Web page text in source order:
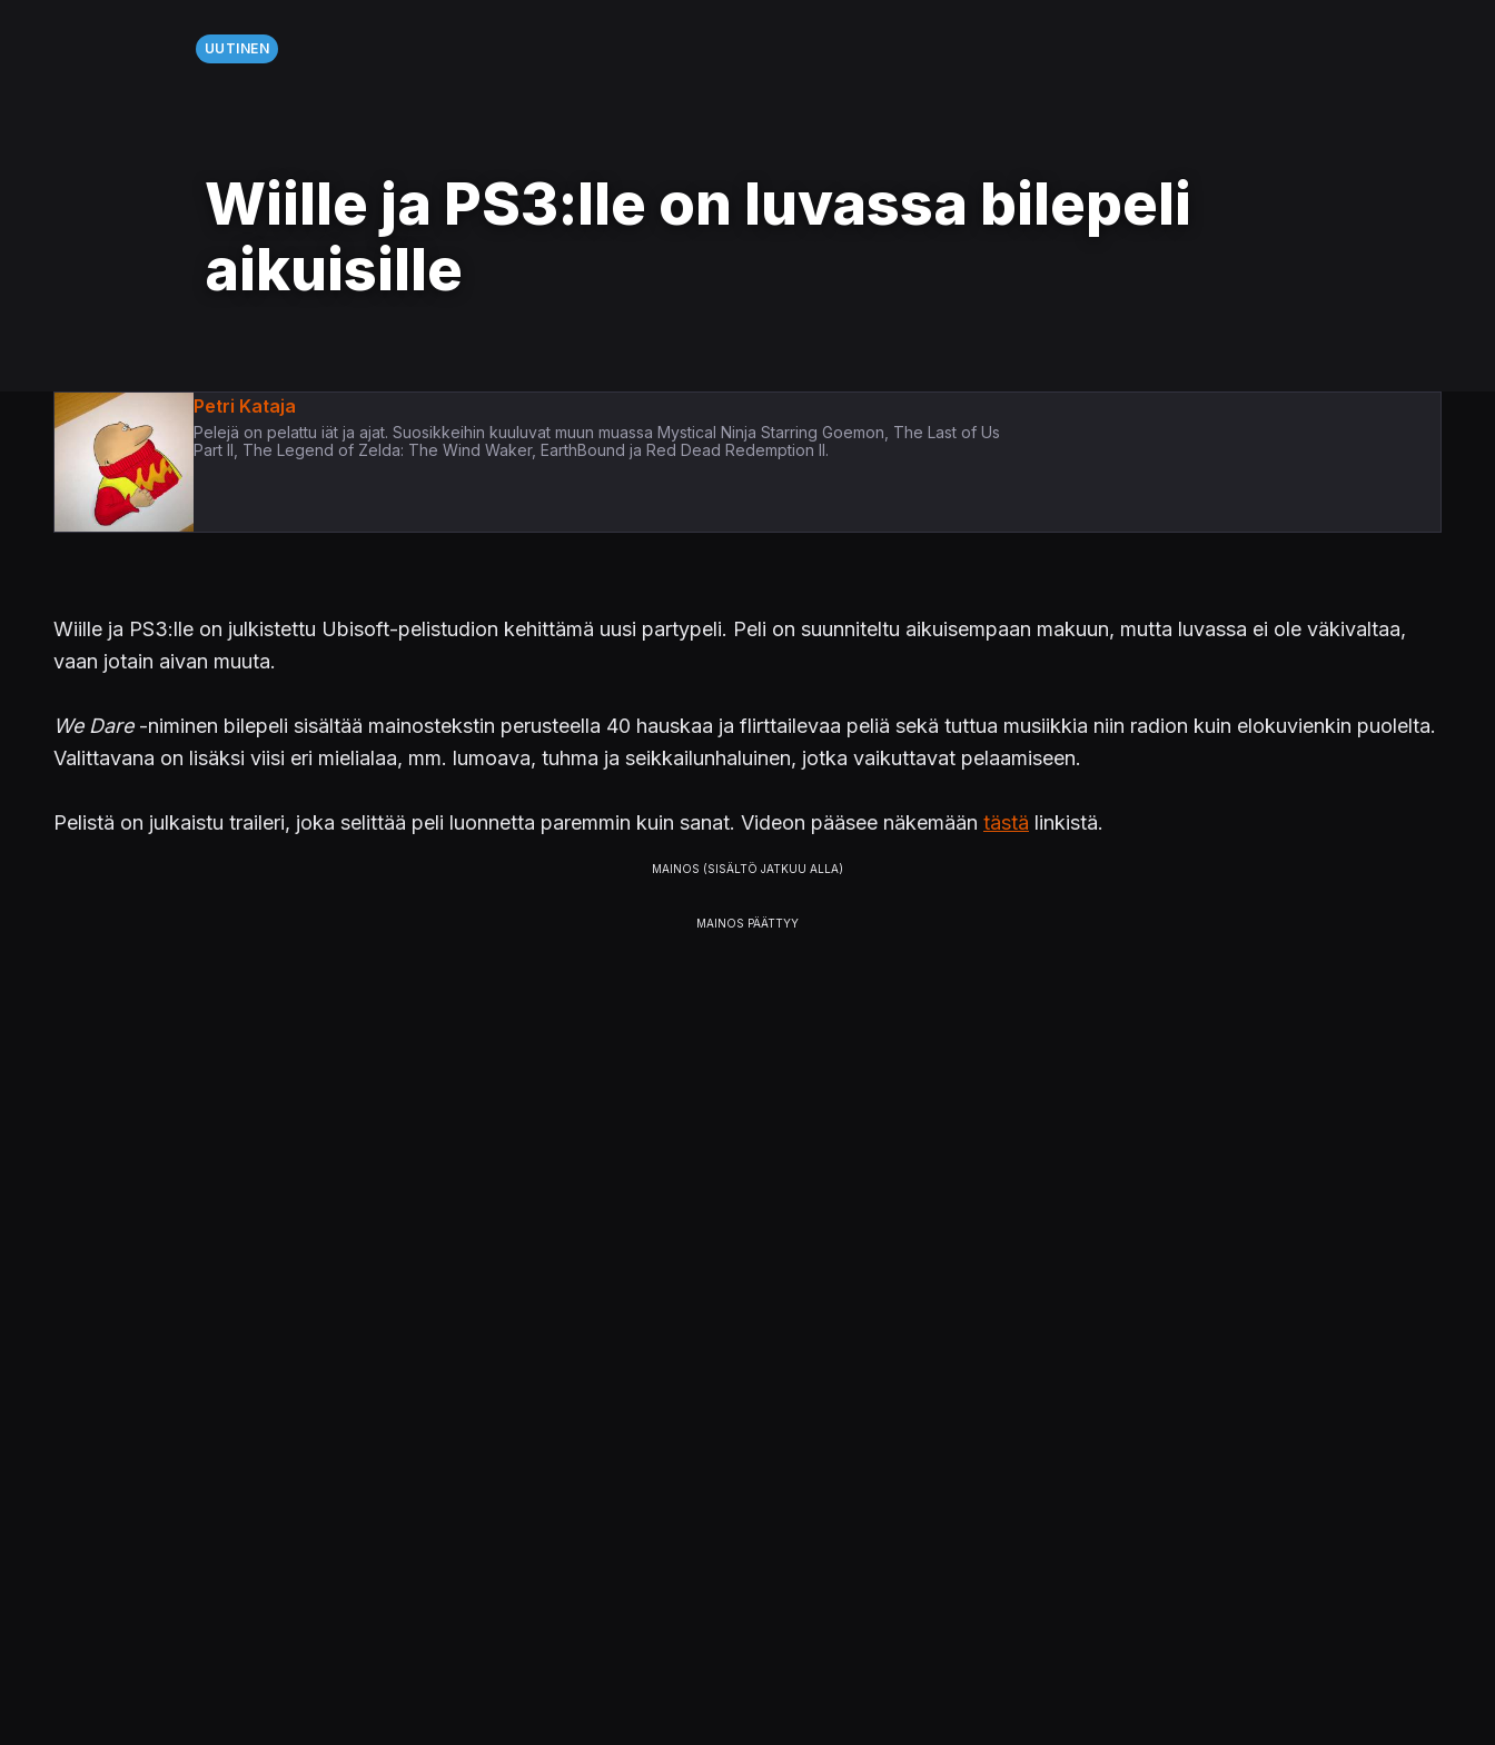
UUTINEN
Wiille ja PS3:lle on luvassa bilepeli
aikuisille
Petri Kataja
Pelejä on pelattu iät ja ajat. Suosikkeihin kuuluvat muun muassa Mystical Ninja Starring Goemon, The Last of Us
Part II, The Legend of Zelda: The Wind Waker, EarthBound ja Red Dead Redemption II.
Wiille ja PS3:lle on julkistettu Ubisoft-pelistudion kehittämä uusi partypeli. Peli on suunniteltu aikuisempaan makuun, mutta luvassa ei ole väkivaltaa,
vaan jotain aivan muuta.
We Dare-niminen bilepeli sisältää mainostekstin perusteella 40 hauskaa ja flirttailevaa peliä sekä tuttua musiikkia niin radion kuin elokuvienkin puolelta.
Valittavana on lisäksi viisi eri mielialaa, mm. lumoava, tuhma ja seikkailunhaluinen, jotka vaikuttavat pelaamiseen.
Pelistä on julkaistu traileri, joka selittää peli luonnetta paremmin kuin sanat. Videon pääsee näkemään tästä linkistä.